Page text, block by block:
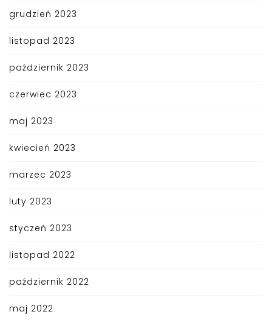
grudzień 2023
listopad 2023
październik 2023
czerwiec 2023
maj 2023
kwiecień 2023
marzec 2023
luty 2023
styczeń 2023
listopad 2022
październik 2022
maj 2022